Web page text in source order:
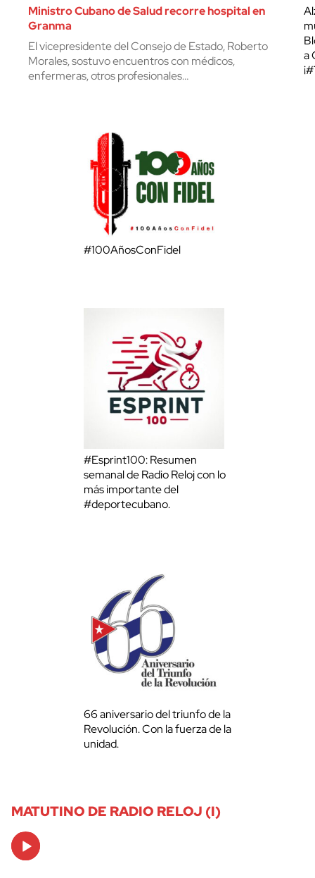
Ministro Cubano de Salud recorre hospital en
Granma
El vicepresidente del Consejo de Estado, Roberto
Morales, sostuvo encuentros con médicos,
enfermeras, otros profesionales…
a
#100AñosConFidel
#Esprint100: Resumen
semanal de Radio Reloj con lo
más importante del
#deportecubano.
66 aniversario del triunfo de la
Revolución. Con la fuerza de la
unidad.
MATUTINO DE RADIO RELOJ (I)
Audio
Player